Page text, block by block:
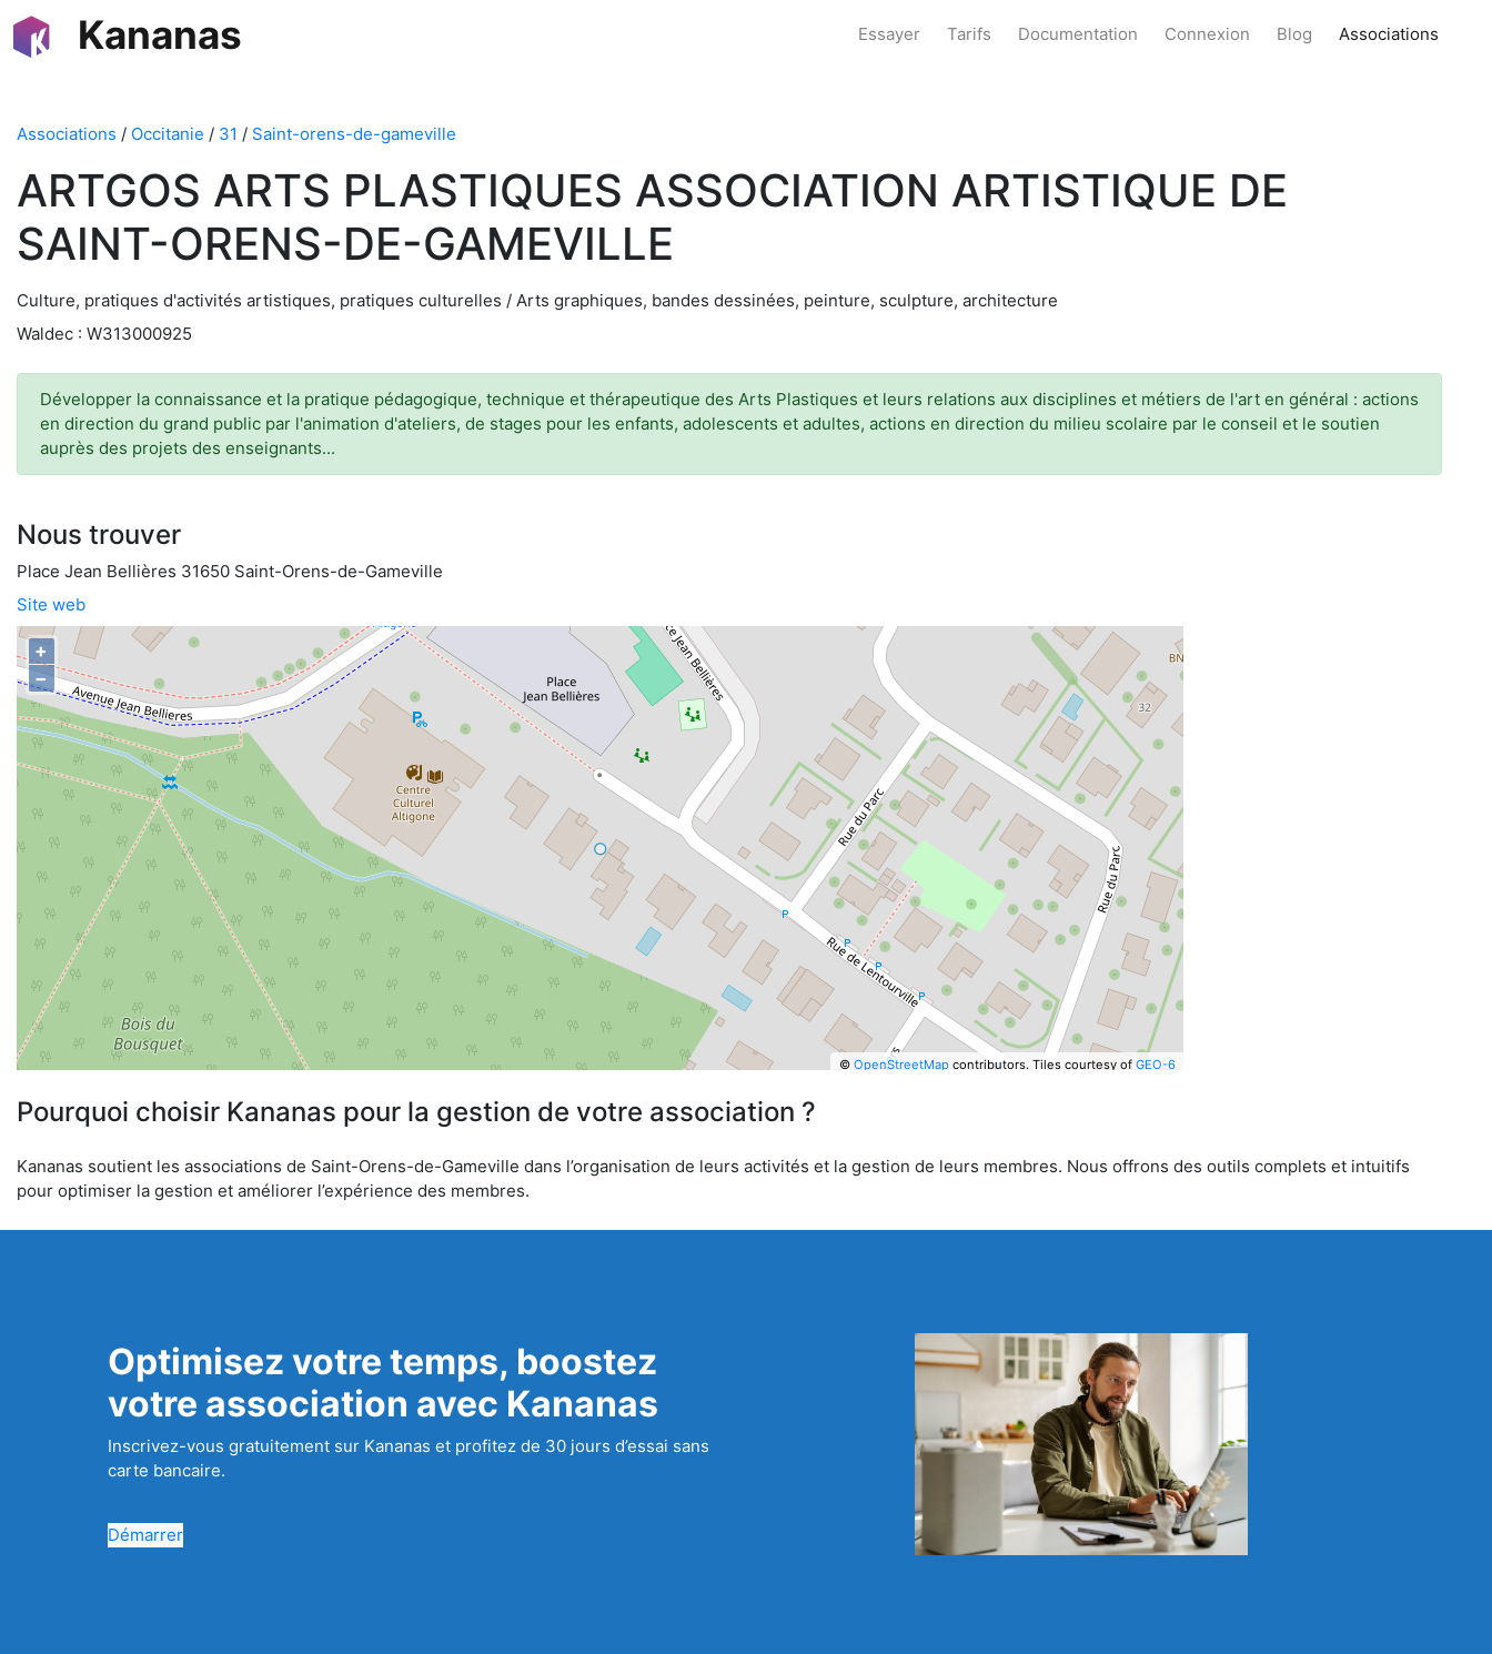
Kananas Essayer Tarifs Documentation Connexion Blog Associations
Associations / Occitanie / 31 / Saint-orens-de-gameville
ARTGOS ARTS PLASTIQUES ASSOCIATION ARTISTIQUE DE
SAINT-ORENS-DE-GAMEVILLE
Culture, pratiques d'activités artistiques, pratiques culturelles / Arts graphiques, bandes dessinées, peinture, sculpture, architecture
Waldec : W313000925
Développer la connaissance et la pratique pédagogique, technique et thérapeutique des Arts Plastiques et leurs relations aux disciplines et métiers de l'art en général : actions
en direction du grand public par l'animation d'ateliers, de stages pour les enfants, adolescents et adultes, actions en direction du milieu scolaire par le conseil et le soutien
auprès des projets des enseignants...
Nous trouver
Place Jean Bellières 31650 Saint-Orens-de-Gameville
Site web
+
−
© OpenStreetMapcontributors. Tiles courtesy of GEO-6
Pourquoi choisir Kananas pour la gestion de votre association ?
Kananas soutient les associations de Saint-Orens-de-Gameville dans l’organisation de leurs activités et la gestion de leurs membres. Nous offrons des outils complets et intuitifs
pour optimiser la gestion et améliorer l’expérience des membres.
Optimisez votre temps, boostez
votre association avec Kananas
Inscrivez-vous gratuitement sur Kananas et profitez de 30 jours d’essai sans
carte bancaire.
Démarrer